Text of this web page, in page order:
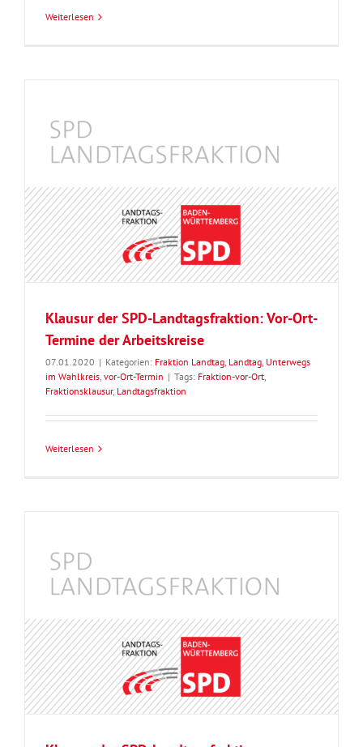
Weiterlesen
Klausur der SPD-Landtagsfraktion: Vor-Ort-
Termine der Arbeitskreise
07.01.2020 | Kategorien: Fraktion Landtag, Landtag, Unterwegs
im Wahlkreis, vor-Ort-Termin | Tags: Fraktion-vor-Ort,
Fraktionsklausur, Landtagsfraktion
Weiterlesen